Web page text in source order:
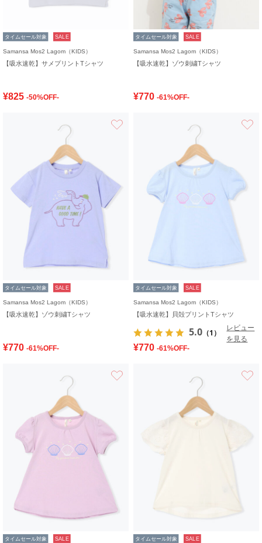
タイムセール対象 SALE
Samansa Mos2 Lagom（KIDS）
【吸水速乾】サメプリントTシャツ
¥825 -50%OFF-
タイムセール対象 SALE
Samansa Mos2 Lagom（KIDS）
【吸水速乾】ゾウ刺繍Tシャツ
¥770 -61%OFF-
タイムセール対象 SALE
Samansa Mos2 Lagom（KIDS）
【吸水速乾】ゾウ刺繍Tシャツ
¥770 -61%OFF-
タイムセール対象 SALE
Samansa Mos2 Lagom（KIDS）
【吸水速乾】貝殻プリントTシャツ
5.0 （1）
レビュー
を見る
¥770 -61%OFF-
タイムセール対象 SALE タイムセール対象 SALE